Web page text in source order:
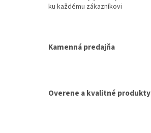
ku každému zákazníkovi
Kamenná predajňa
Overene a kvalitné produkty